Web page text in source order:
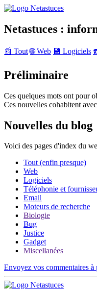
Netastuces :
📰 Tout 🌐 Web 💾 Logiciels
Préliminaire
Ces quelques mots ont pour
Ces nouvelles cohabitent
Nouvelles du blog
Voici des pages d'index du
Tout (enfin presque)
Web
Logiciels
Téléphonie et
Email
Moteurs de recherche
Biologie
Bug
Justice
Gadget
Miscellanées
Envoyez vos commentaires à